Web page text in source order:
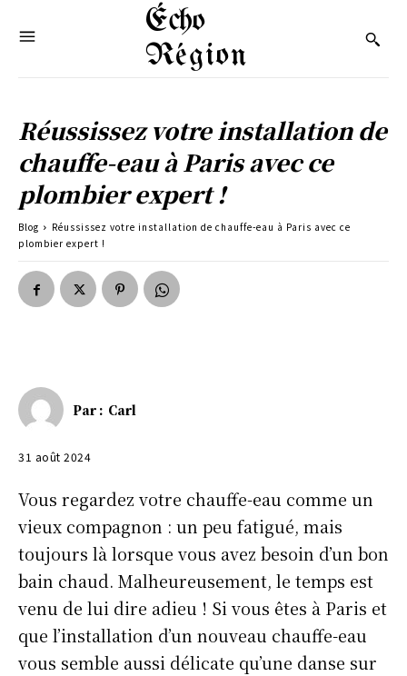
Écho
Région
Réussissez votre installation de
chauffe-eau à Paris avec ce
plombier expert !
Blog
Réussissez votre installation de chauffe-eau à Paris avec ce
plombier expert !
Par : Carl
31 août 2024
Vous regardez votre chauffe-eau comme un
vieux compagnon : un peu fatigué, mais
toujours là lorsque vous avez besoin d’un bon
bain chaud. Malheureusement, le temps est
venu de lui dire adieu ! Si vous êtes à Paris et
que l’installation d’un nouveau chauffe-eau
vous semble aussi délicate qu’une danse sur